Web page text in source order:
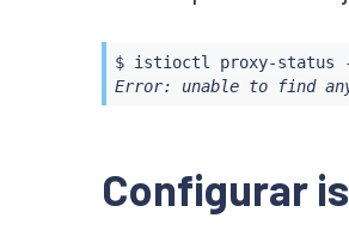
$ istioctl proxy-status
Error: unable to find
Configurar